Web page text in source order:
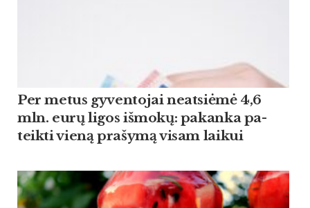
Per me­tus gy­ven­to­jai neat­siė­mė 4,6
mln. eu­rų li­gos iš­mo­kų: pa­kan­ka pa­
teik­ti vie­ną pra­šy­mą vi­sam lai­kui